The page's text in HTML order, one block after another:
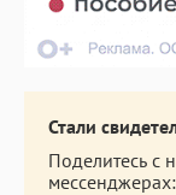
Стали
Поделитесь с
мессенджерах: